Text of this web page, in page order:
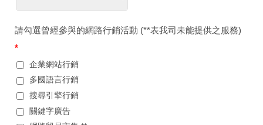
請勾選曾經參與的網路行銷活動 (**表我司未能提供之服務)
*
企業網站行銷
多國語言行銷
搜尋引擎行銷
關鍵字廣告